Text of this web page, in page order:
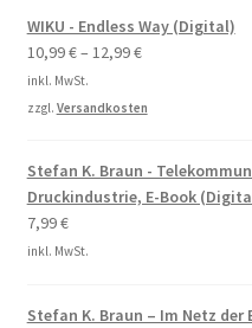
WIKU - Endless Way (Digital)
10,99€– 12,99€
inkl. MwSt.
zzgl. Versandkosten
Stefan K. Braun -
Druckindustrie, E-Book
7,99€
inkl. MwSt.
Stefan K. Braun – Im Netz